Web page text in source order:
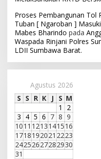
Proses Pembangunan Tol
Tuban [ Ngaroban ]
Mabes Bharindo pada
Waspada Rinjani Polres
LDII Sumbawa Barat.
Agustus 2026
S S R K J S M
1
2
3 4 5 6 7 8 9
1011 1213141516
1718192021 2223
24252627282930
31